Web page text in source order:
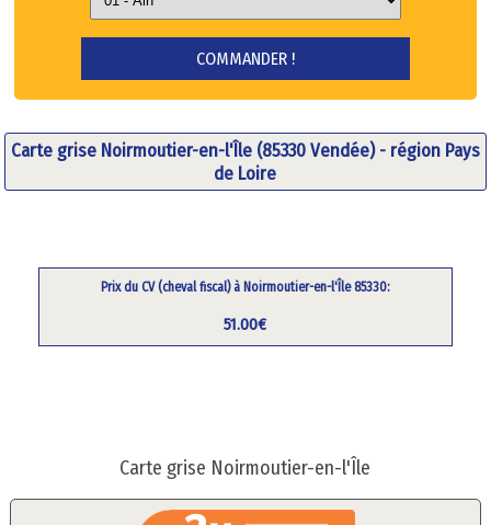
Carte grise Noirmoutier-en-l'Île (85330 Vendée) - région Pays
de Loire
Prix du CV (cheval fiscal) à Noirmoutier-en-l'Île 85330:
51.00€
Carte grise Noirmoutier-en-l'Île